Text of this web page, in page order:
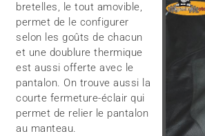
bretelles, le tout amovible,
permet de le configurer
selon les goûts de chacun
et une doublure thermique
est aussi offerte avec le
pantalon. On trouve aussi la
courte fermeture-éclair qui
permet de relier le pantalon
au manteau.